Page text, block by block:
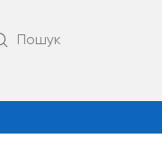
Пошук